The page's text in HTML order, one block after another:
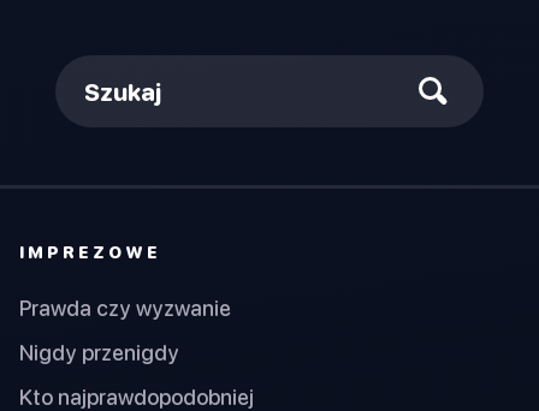
Szukaj
IMPREZOWE
Prawda czy wyzwanie
Nigdy przenigdy
Kto najprawdopodobniej